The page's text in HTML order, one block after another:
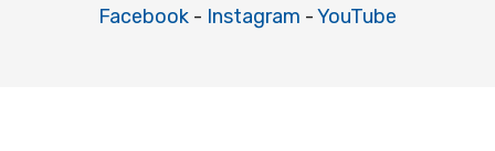
Facebook - Instagram -YouTube